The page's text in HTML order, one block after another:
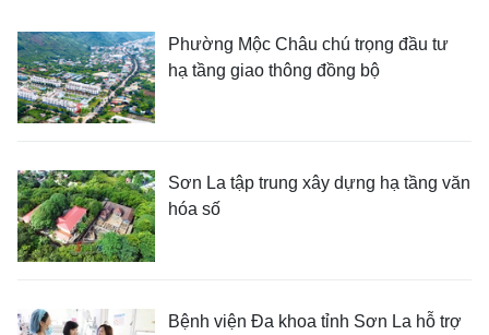
Phường Mộc Châu chú trọng đầu tư
hạ tầng giao thông đồng bộ
Sơn La tập trung xây dựng hạ tầng văn
hóa số
Bệnh viện Đa khoa tỉnh Sơn La hỗ trợ